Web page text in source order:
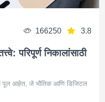
166250 3.8
परिपूर्ण निकालांसाठी
पूल आहेत, जे भौतिक आणि डिजिटल